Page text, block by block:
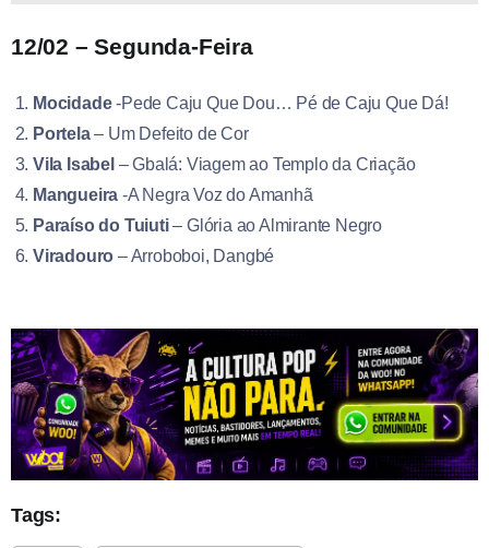
12/02 – Segunda-Feira
Mocidade-Pede Caju Que Dou… Pé de Caju Que Dá!
Portela– Um Defeito de Cor
Vila Isabel – Gbalá: Viagem ao Templo da Criação
Mangueira -A Negra Voz do Amanhã
Paraíso do Tuiuti– Glória ao Almirante Negro
Viradouro – Arroboboi, Dangbé
Tags: